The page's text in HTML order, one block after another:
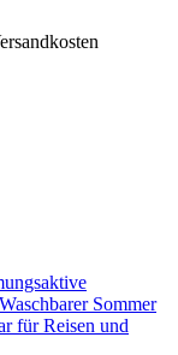
Sommer
für Reisen und